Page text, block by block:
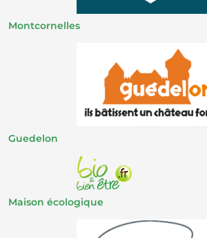
Montcornelles
Guedelon
Maison écologique